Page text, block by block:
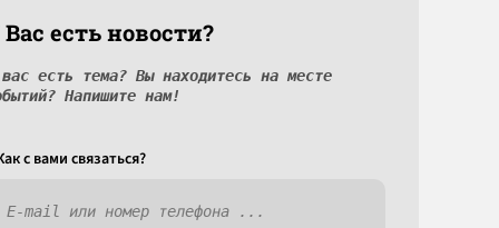
есть новости?
есть тема? Вы находитесь на месте
Напишите нам!
c вами связаться?